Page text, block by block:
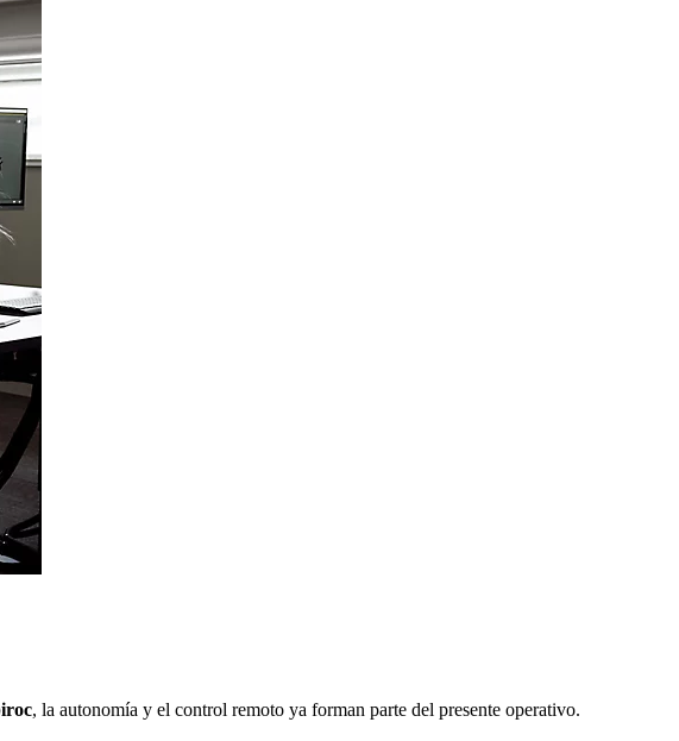
, la autonomía y el control remoto ya forman parte del presente operativo.